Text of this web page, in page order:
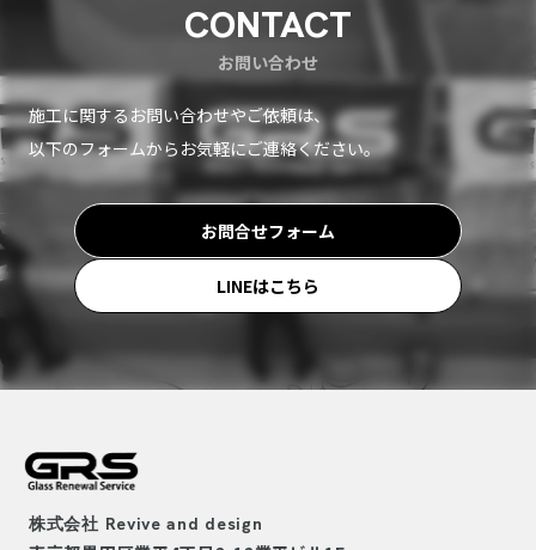
CONTACT
お問い合わせ
施工に関するお問い合わせやご依頼は、
以下のフォームからお気軽にご連絡ください。
お問合せフォーム
LINEはこちら
株式会社 Revive and design